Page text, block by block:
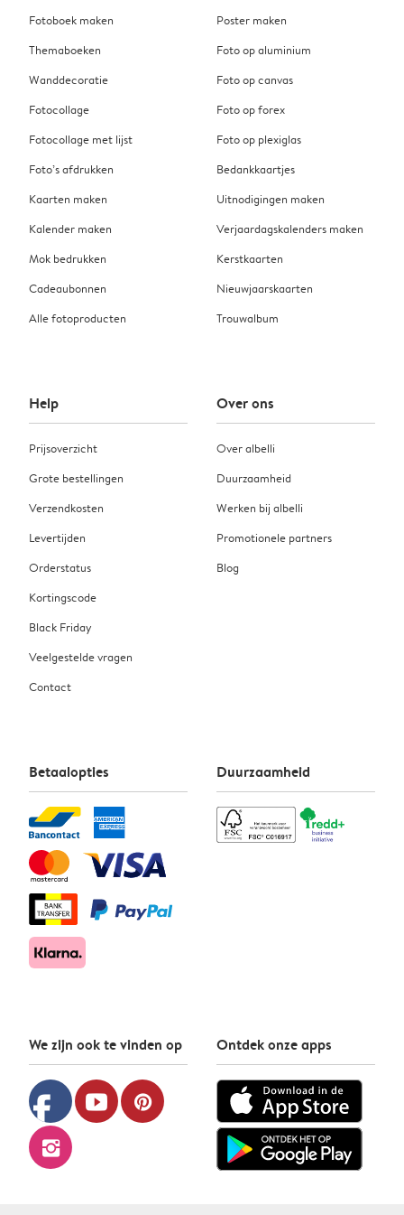
Fotoboek maken
Themaboeken
Wanddecoratie
Fotocollage
Fotocollage met lijst
Foto’s afdrukken
Kaarten maken
Kalender maken
Mok bedrukken
Cadeaubonnen
Alle fotoproducten
Poster maken
Foto op aluminium
Foto op canvas
Foto op forex
Foto op plexiglas
Bedankkaartjes
Uitnodigingen maken
Verjaardagskalenders maken
Kerstkaarten
Nieuwjaarskaarten
Trouwalbum
Help
Prijsoverzicht
Grote bestellingen
Verzendkosten
Levertijden
Orderstatus
Kortingscode
Black Friday
Veelgestelde vragen
Contact
Over ons
Over albelli
Duurzaamheid
Werken bij albelli
Promotionele partners
Blog
Betaalopties Duurzaamheid
We zijn ook te vinden op
facebook youtube pinterest
instagram
Ontdek onze apps